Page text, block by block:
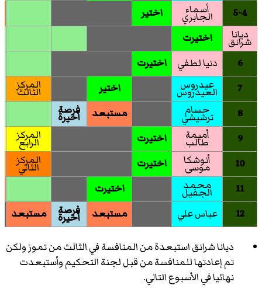
5-4
أسماء
الجابري
اختير
ديانا
شرانق
اختيرت
6
دنيا لطفي
اختيرت
7
عيدروس
العيدروس اختير المركز
الثالث
8
حسام
ترشيشي مستبعد فرصة
أخيرة
9
أميمة
طالب اختيرت المركز
الرابع
10
أنوشكا
موسى اختيرت المركز
الثاني
11
محمد
الجفيل اختيرت
12
عباس علي مستبعد فرصة
أخيرة مستبعد
ديانا شرانق استبعدة من المنافسة في الثالث من تموز ولكن
تم إعادتها للمنافسة من قبل لجنة التحكيم وأستبعدت
نهائيا في الأسبوع التالي.